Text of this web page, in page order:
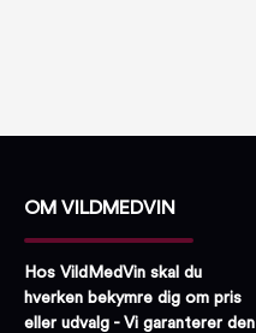
OM VILDMEDVIN
Hos VildMedVin skal du
hverken bekymre dig om pris
eller udvalg - Vi garanterer den